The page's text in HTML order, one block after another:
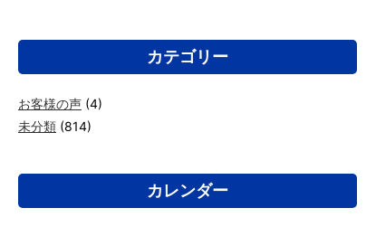
カテゴリー
お客様の声 (4)
未分類 (814)
カレンダー